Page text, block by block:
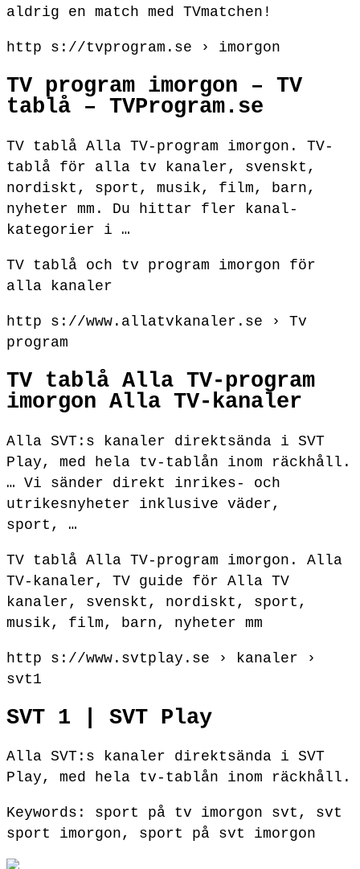
aldrig en match med TVmatchen!
http s://tvprogram.se › imorgon
TV program imorgon – TV
tablå – TVProgram.se
TV tablå Alla TV-program imorgon. TV-
tablå för alla tv kanaler, svenskt,
nordiskt, sport, musik, film, barn,
nyheter mm. Du hittar fler kanal-
kategorier i …
TV tablå och tv program imorgon för
alla kanaler
http s://www.allatvkanaler.se › Tv
program
TV tablå Alla TV-program
imorgon Alla TV-kanaler
Alla SVT:s kanaler direktsända i SVT
Play, med hela tv-tablån inom räckhåll.
… Vi sänder direkt inrikes- och
utrikesnyheter inklusive väder,
sport, …
TV tablå Alla TV-program imorgon. Alla
TV-kanaler, TV guide för Alla TV
kanaler, svenskt, nordiskt, sport,
musik, film, barn, nyheter mm
http s://www.svtplay.se › kanaler ›
svt1
SVT 1 | SVT Play
Alla SVT:s kanaler direktsända i SVT
Play, med hela tv-tablån inom räckhåll.
Keywords: sport på tv imorgon svt, svt
sport imorgon, sport på svt imorgon